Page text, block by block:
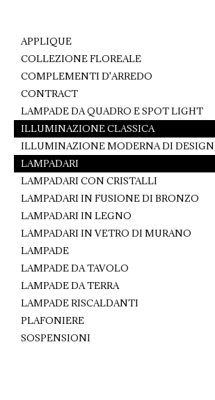
APPLIQUE
COLLEZIONE FLOREALE
COMPLEMENTI D'ARREDO
CONTRACT
LAMPADE DA QUADRO E SPOT LIGHT
ILLUMINAZIONE CLASSICA
ILLUMINAZIONE MODERNA DI DESIGN
LAMPADARI
LAMPADARI CON CRISTALLI
LAMPADARI IN FUSIONE DI BRONZO
LAMPADARI IN LEGNO
LAMPADARI IN VETRO DI MURANO
LAMPADE
LAMPADE DA TAVOLO
LAMPADE DA TERRA
LAMPADE RISCALDANTI
PLAFONIERE
SOSPENSIONI